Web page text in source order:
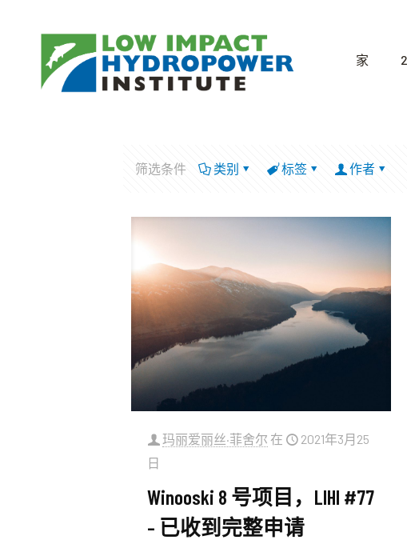
家
筛选条件 类别 标签 作者
玛丽爱丽丝·菲舍尔 在
2021年3月25
日
Winooski 8 号项目，LIHI #77
– 已收到完整申请